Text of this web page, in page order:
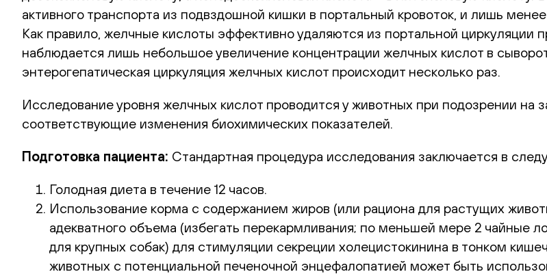
активного транспорта из подвздошной кишки в портальный кровоток, и лишь
Как правило, желчные кислоты эффективно удаляются из портальной циркуляции
наблюдается лишь небольшое увеличение концентрации желчных кислот в
энтерогепатическая циркуляция желчных кислот происходит несколько раз.
Исследование уровня желчных кислот проводится у животных при подозрении на
соответствующие изменения биохимических показателей.
Подготовка пациента: Стандартная процедура исследования заключается в
Голодная диета в течение 12 часов.
Использование корма с содержанием жиров (или рациона для растущих
адекватного объема (избегать перекармливания; по меньшей мере 2 чайные
для крупных собак) для стимуляции секреции холецистокинина в тонком
животных с потенциальной печеночной энцефалопатией может быть